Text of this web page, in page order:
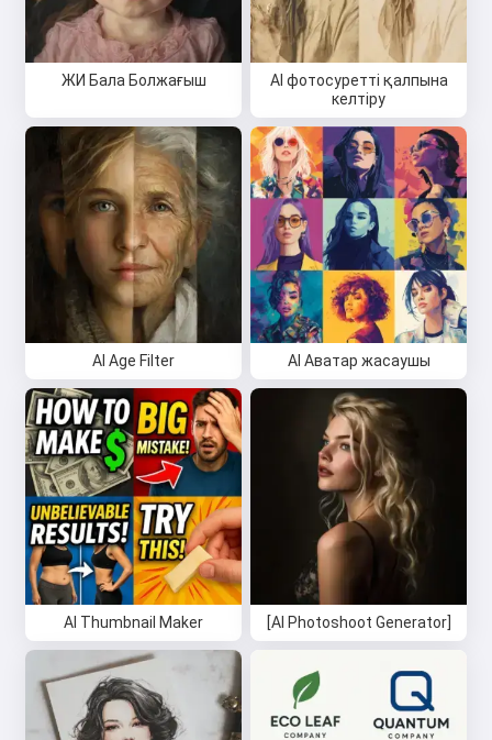
ЖИ Бала Болжағыш
AI фотосуретті қалпына
келтіру
AI Age Filter AI Аватар жасаушы
AI Thumbnail Maker [AI Photoshoot Generator]